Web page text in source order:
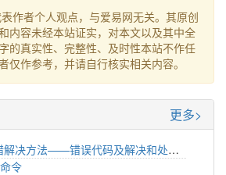
作者个人观点，与爱易网无关。其原创
内容未经本站证实，对本文以及其中全
的真实性、完整性、及时性本站不作任
仅作参考，并请自行核实相关内容。
更多>
DELL服务器硬件报错解决方法——错误代码及解决和处理办法
令